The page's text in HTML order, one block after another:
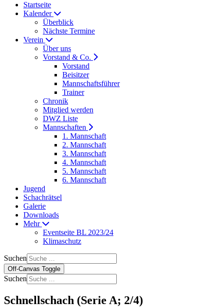
Startseite
Kalender
Überblick
Nächste Termine
Verein
Über uns
Vorstand & Co.
Vorstand
Beisitzer
Mannschaftsführer
Trainer
Chronik
Mitglied werden
DWZ Liste
Mannschaften
1. Mannschaft
2. Mannschaft
3. Mannschaft
4. Mannschaft
5. Mannschaft
6. Mannschaft
Jugend
Schachrätsel
Galerie
Downloads
Mehr
Eventseite BL 2023/24
Klimaschutz
Suchen
Off-Canvas Toggle
Suchen
Schnellschach (Serie A; 2/4)